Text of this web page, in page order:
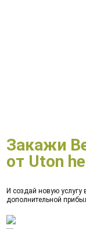
Закажи
от Uton
И создай новую услугу
дополнительной